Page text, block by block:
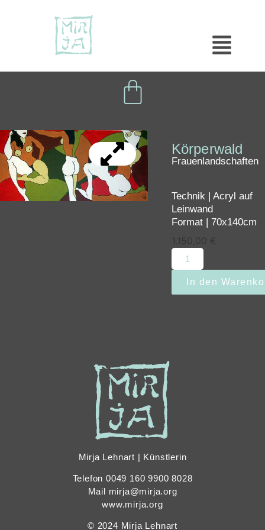
Körperwald
Frauenlandschaften
Technik | Acryl auf
Leinwand
Format | 70x140cm
1.150,00 €
In den
Mirja Lehnart | Künstlerin
Telefon 0049 160 9900 8028
Mail mirja@mirja.org
www.mirja.org
© 2024 Mirja Lehnart